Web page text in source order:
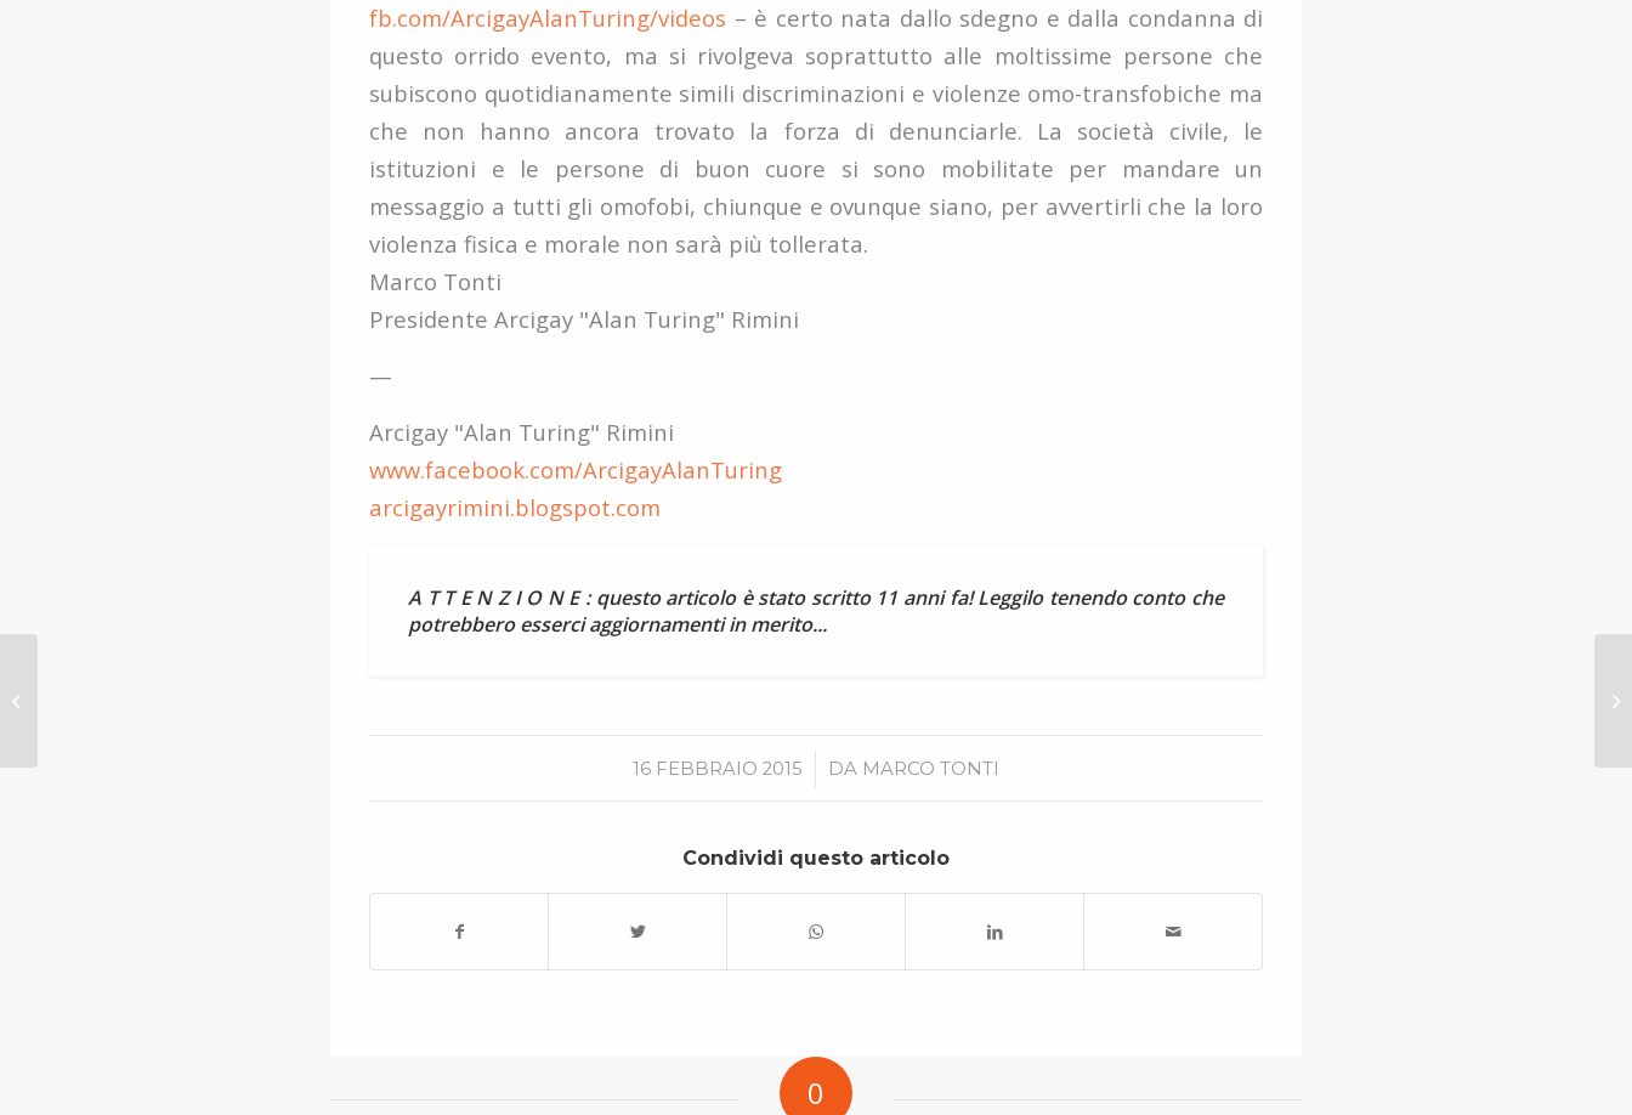
fb.com/ArcigayAlanTuring/videos – è certo nata dallo sdegno e dalla condanna di
questo orrido evento, ma si rivolgeva soprattutto alle moltissime persone che
subiscono quotidianamente simili discriminazioni e violenze omo-transfobiche ma
che non hanno ancora trovato la forza di denunciarle. La società civile, le
istituzioni e le persone di buon cuore si sono mobilitate per mandare un
messaggio a tutti gli omofobi, chiunque e ovunque siano, per avvertirli che la loro
violenza fisica e morale non sarà più tollerata.
Marco Tonti
Presidente Arcigay "Alan Turing" Rimini
—
Arcigay "Alan Turing" Rimini
www.facebook.com/ArcigayAlanTuring
arcigayrimini.blogspot.com
A T T E N Z I O N E : questo articolo è stato scritto 11 anni fa! Leggilo tenendo conto che
potrebbero esserci aggiornamenti in merito...
16 FEBBRAIO 2015
/ DA MARCO TONTI
Condividi questo articolo
0